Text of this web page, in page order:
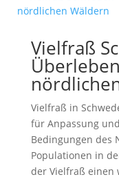
Vielfraß
Vielfraß in
für Anpassung
Bedingungen des
Populationen in
der Vielfraß einen